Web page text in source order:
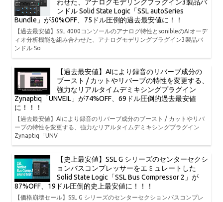
わせた、アナログモデリングプラグイン3製品バ
ンドル Solid State Logic「SSL autoSeries
Bundle」が50%OFF、75ドル圧倒的過去最安値に！！
【過去最安値】SSL 4000コンソールのアナログ特性とsonibleのAIオーデ
ィオ分析機能を組み合わせた、アナログモデリングプラグイン3製品バ
ンドル So
【過去最安値】AIにより録音のリバーブ成分の
ブースト / カットやリバーブの特性を変更する、
強力なリアルタイムデミキシングプラグイン
Zynaptiq「UNVEIL」が74%OFF、69ドル圧倒的過去最安値
に！！！
【過去最安値】AIにより録音のリバーブ成分のブースト / カットやリバ
ーブの特性を変更する、強力なリアルタイムデミキシングプラグイン
Zynaptiq「UNV
【史上最安値】SSL G シリーズのセンターセクシ
ョンバスコンプレッサーをエミュレートした
Solid State Logic「SSL Bus Compressor 2」が
87%OFF、19ドル圧倒的史上最安値に！！！
【価格崩壊セール】SSL G シリーズのセンターセクションバスコンプレ